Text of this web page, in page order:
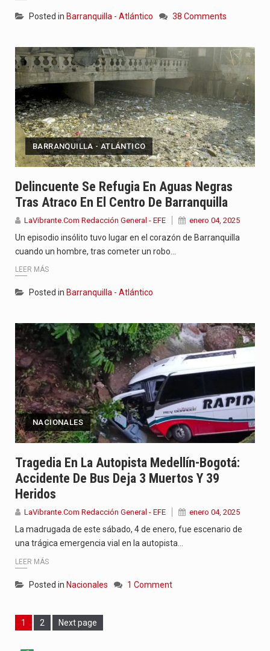
Posted in Barranquilla - Atlántico 38 Comments
BARRANQUILLA - ATLÁNTICO
Delincuente Se Refugia En Aguas Negras
Tras Atraco En El Centro De Barranquilla
LaVibrante.Com Redacción General - EFE enero 04, 2025
Un episodio insólito tuvo lugar en el corazón de Barranquilla
cuando un hombre, tras cometer un robo…
LEER MÁS
Posted in Barranquilla - Atlántico
NACIONALES
Tragedia En La Autopista Medellín-Bogotá:
Accidente De Bus Deja 3 Muertos Y 39
Heridos
LaVibrante.Com Redacción General - EFE enero 04, 2025
La madrugada de este sábado, 4 de enero, fue escenario de
una trágica emergencia vial en la autopista…
LEER MÁS
Posted in Nacionales 1 Comment
Page
1 Page
2 Next page